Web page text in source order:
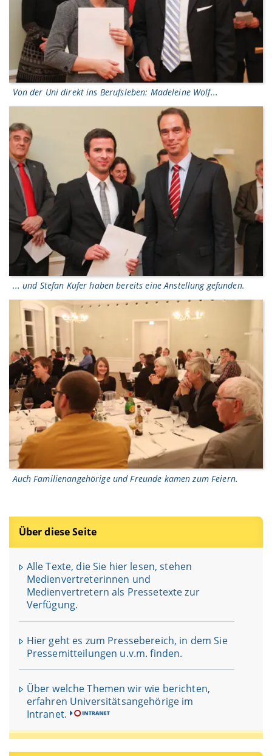
Über diese Seite
Alle Texte, die Sie hier lesen, stehen
Medienvertreterinnen und
Medienvertretern als Pressetexte zur
Verfügung.
Hier geht es zum Pressebereich, in dem Sie
Pressemitteilungen u.v.m. finden.
Über welche Themen wir wie berichten,
erfahren Universitätsangehörige im
Intranet.
Von der Uni direkt ins Berufsleben: Madeleine Wolf...
... und Stefan Kufer haben bereits eine Anstellung gefunden.
Auch Familienangehörige und Freunde kamen zum Feiern.